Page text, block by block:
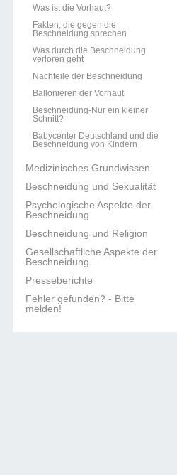
Was ist die Vorhaut?
Fakten, die gegen die
Beschneidung sprechen
Was durch die Beschneidung
verloren geht
Nachteile der Beschneidung
Ballonieren der Vorhaut
Beschneidung-Nur ein kleiner
Schnitt?
Babycenter Deutschland und die
Beschneidung von Kindern
Medizinisches Grundwissen
Beschneidung und Sexualität
Psychologische Aspekte der
Beschneidung
Beschneidung und Religion
Gesellschaftliche Aspekte der
Beschneidung
Presseberichte
Fehler gefunden? - Bitte
melden!